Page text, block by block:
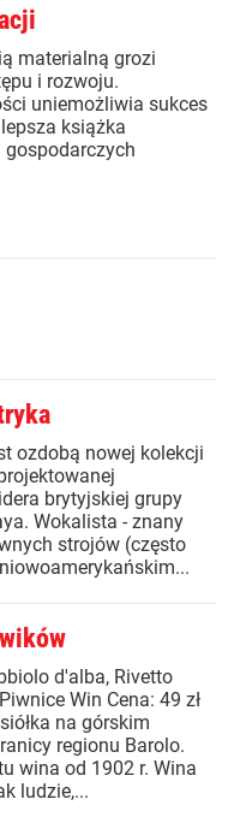
materialną grozi
i rozwoju.
uniemożliwia sukces
książka
ozdobą nowej kolekcji
brytyjskiej grupy
Wokalista - znany
strojów (często
d'alba, Rivetto
Win Cena: 49 zł
na górskim
regionu Barolo.
wina od 1902 r. Wina
ludzie,...